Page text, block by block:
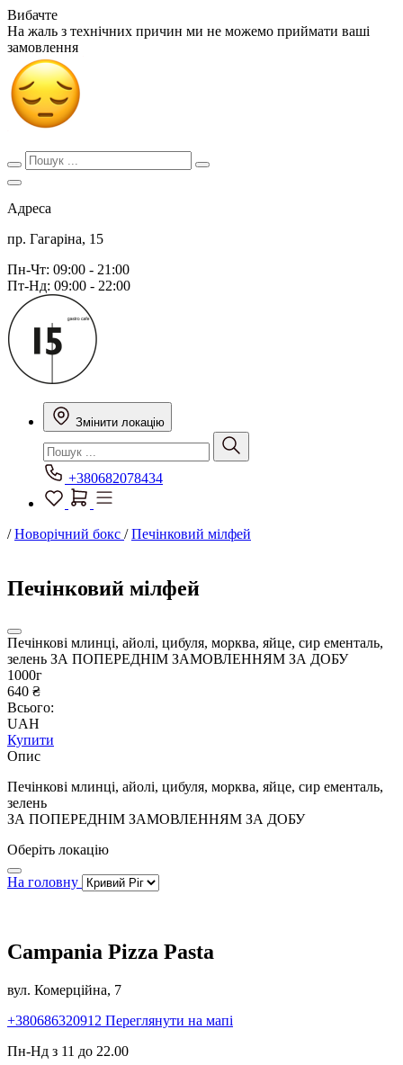
Вибачте
На жаль з технічних причин ми не можемо приймати ваші
замовлення
Адреса
пр. Гагаріна, 15
Пн-Чт: 09:00 - 21:00
Пт-Нд: 09:00 - 22:00
Змінити локацію
+380682078434
/Новорічний бокс /Печінковий мілфей
Печінковий мілфей
Печінкові млинці, айолі, цибуля, морква, яйце, сир ементаль,
зелень ЗА ПОПЕРЕДНІМ ЗАМОВЛЕННЯМ ЗА ДОБУ
1000г
640 ₴
Всього:
UAH
Купити
Опис
Печінкові млинці, айолі, цибуля, морква, яйце, сир ементаль,
зелень
ЗА ПОПЕРЕДНІМ ЗАМОВЛЕННЯМ ЗА ДОБУ
Оберіть локацію
На головну
Campania Pizza Pasta
вул. Комерційна, 7
+380686320912 Переглянути на мапі
Пн-Нд з 11 до 22.00